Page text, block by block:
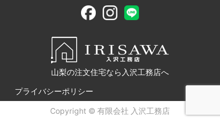
山梨の注文住宅なら入沢工務店へ
プライバシーポリシー
Copyright © 有限会社 入沢工務店